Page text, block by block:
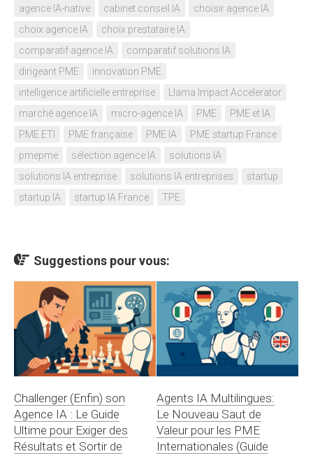
agence IA-native cabinet conseil IA
choisir agence IA
choix agence IA
choix prestataire IA
comparatif agence IA
comparatif solutions IA
dirigeant PME
innovation PME
intelligence artificielle entreprise
Llama Impact Accelerator
marché agence IA
micro-agence IA PME
PME et IA
PME ETI
PME française PME IA
PME startup France
pmepme
sélection agence IA
solutions IA
solutions IA entreprise
solutions IA entreprises
startup
startup IA
startup IA France TPE
Suggestions pour vous:
Challenger (Enfin) son
Agence IA : Le Guide
Ultime pour Exiger des
Résultats et Sortir de
Agents IA Multilingues:
Le Nouveau Saut de
Valeur pour les PME
Internationales (Guide